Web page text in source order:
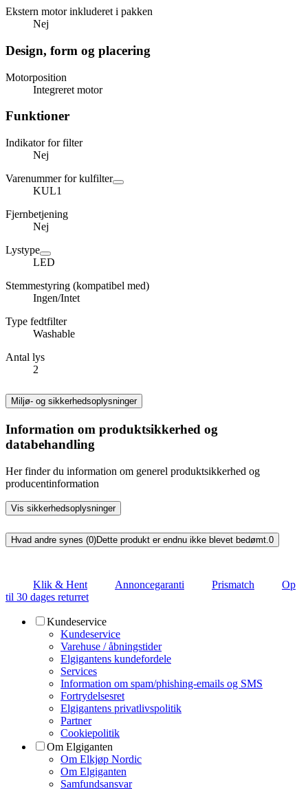
Ekstern motor inkluderet i pakken
Nej
Design, form og placering
Motorposition
Integreret motor
Funktioner
Indikator for filter
Nej
Varenummer for kulfilter
KUL1
Fjernbetjening
Nej
Lystype
LED
Stemmestyring (kompatibel med)
Ingen/Intet
Type fedtfilter
Washable
Antal lys
2
Miljø- og sikkerhedsoplysninger
Information om produktsikkerhed og
databehandling
Her finder du information om generel produktsikkerhed og
producentinformation
Vis sikkerhedsoplysninger
Hvad andre synes (0)Dette produkt er endnu ikke blevet bedømt.0
Klik & Hent Annoncegaranti Prismatch
Op
til 30 dages returret
Kundeservice
Kundeservice
Varehuse / åbningstider
Elgigantens kundefordele
Services
Information om spam/phishing-emails og SMS
Fortrydelsesret
Elgigantens privatlivspolitik
Partner
Cookiepolitik
Om Elgiganten
Om Elkjøp Nordic
Om Elgiganten
Samfundsansvar